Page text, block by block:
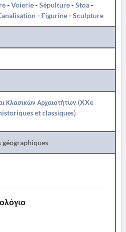
-Voierie-Sépulture-Stoa-
- Figurine-Sculpture
Κλασικών Αρχαιοτήτων (XXe
et classiques)